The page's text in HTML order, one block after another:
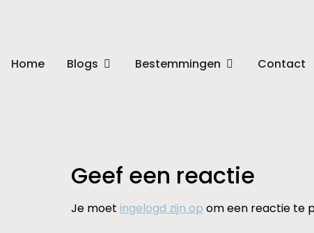
Home Blogs Bestemmingen Contact
Geef een reactie
Je moet ingelogd zijn op om een reactie te